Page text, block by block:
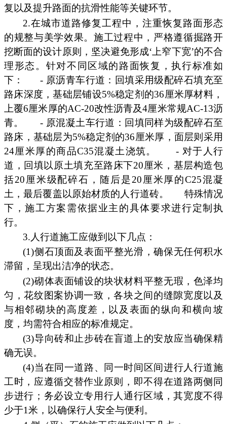
复以及提升路面的抗滑性能等关键环节。
2.在城市道路修复工程中，注重恢复路面形态
的规整与美学效果。施工过程中，严格遵循掘路开
挖断面的设计原则，坚决避免形成‘上窄下宽’的不合
理形态。针对不同区域的路面恢复，执行标准如
下：
- 原沥青车行道：回填采用级配碎石填充至
路床深度，基础层铺设5%稳定剂的36厘米厚材料，
上覆6厘米厚的AC-20改性沥青及4厘米常规AC-13沥
青。
- 原混凝土车行道：回填同样为级配碎石至
路床，基础层为5%稳定剂的36厘米厚，面层则采用
24厘米厚的商品C35混凝土浇筑。
- 对于人行
道，回填以原土填充至路床下20厘米，基层构造包
括20厘米级配碎石，随后是20厘米厚的C25混凝
土，最后覆盖以原始材质的人行道砖。
特殊情况
下，施工方案需依据业主的具体要求进行定制执
行。
3.人行道施工应做到以下几点：
(1)侧石顶面及表面平整光滑，确保无任何积水
滞留，呈现出洁净的状态。
(2)砌体表面铺设的块状材料平整无瑕，色泽均
匀，花纹图案协调一致，各块之间的缝隙宽度以及
与相邻砌块的高度差，以及表面的纵向和横向坡
度，均需符合相应的标准规定。
(3)导向砖和止步砖在盲道上的安放应当确保精
确无误。
(4)当在同一道路、同一时间区间进行人行道施
工时，应遵循交替作业原则，即不得在道路两侧同
步进行；务必设立专用行人通行区域，其宽度不得
少于1米，以确保行人安全与便利。